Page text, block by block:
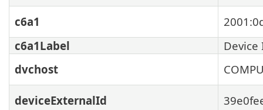
c6a1
c6a1Label
Device
dvchost
deviceExternalId